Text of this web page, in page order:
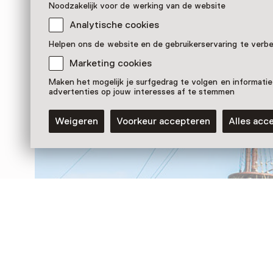
Noodzakelijk voor de werking van de website
Analytische cookies
Helpen ons de website en de gebruikerservaring te
Marketing cookies
Maken het mogelijk je surfgedrag te volgen en
advertenties op jouw interesses af te stemmen
Weigeren Voorkeur accepteren Alles
Nog meer ontdekken